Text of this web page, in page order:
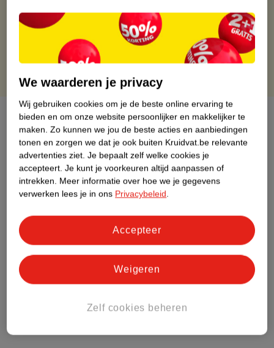
Gratis retourneren binnen 30 dagen
Gratis punten met je Kruidvat kaart
Over dit product
Productinformatie
Etiketinformatie
Nature Impact Score
Dit product heeft (nog) geen Nature
Impact Score.
Bestel & Bezorginformatie
We waarderen je privacy
Wij gebruiken cookies om je de beste online ervaring te
bieden en om onze website persoonlijker en makkelijker te
maken. Zo kunnen we jou de beste acties en aanbiedingen
tonen en zorgen we dat je ook buiten Kruidvat.be relevante
advertenties ziet. Je bepaalt zelf welke cookies je
accepteert. Je kunt je voorkeuren altijd aanpassen of
intrekken. Meer informatie over hoe we je gegevens
verwerken lees je in ons Privacybeleid.
Zelf cookies beheren
Weigeren
Accepteer